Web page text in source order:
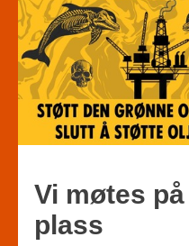
Vi møtes
plass